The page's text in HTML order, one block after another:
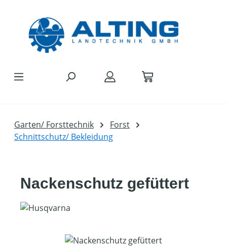
Garten/ Forsttechnik
Forst
Schnittschutz/ Bekleidung
Nackenschutz gefüttert
Bildergalerie überspringen